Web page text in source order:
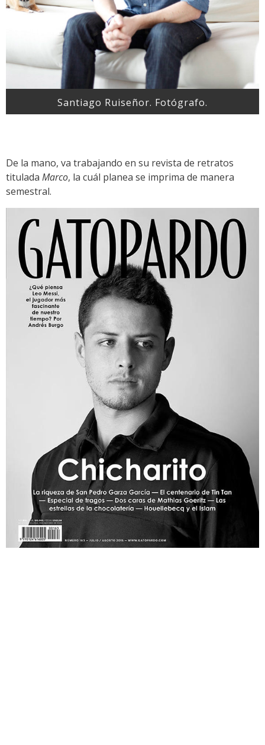
Santiago Ruiseñor. Fotógrafo.
De la mano, va trabajando en su revista de retratos
titulada Marco, la cuál planea se imprima de manera
semestral.